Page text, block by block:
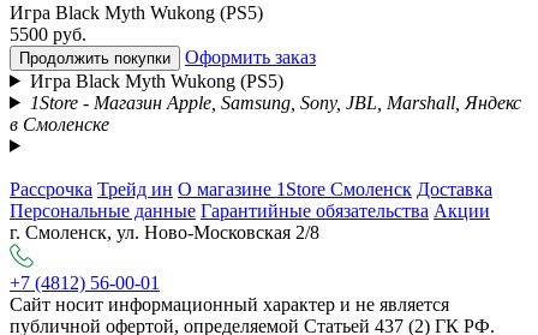
Игра Black Myth Wukong (PS5)
5500 руб.
Продолжить покупки
Оформить заказ
Игра Black Myth Wukong (PS5)
1Store - Магазин Apple, Samsung, Sony, JBL, Marshall, Яндекс
в Смоленске
Рассрочка Трейд ин О магазине 1Store Смоленск Доставка
Персональные данные Гарантийные обязательства Акции
г. Смоленск, ул. Ново-Московская 2/8
+7 (4812) 56-00-01
Сайт носит информационный характер и не является
публичной офертой, определяемой Статьей 437 (2) ГК РФ.